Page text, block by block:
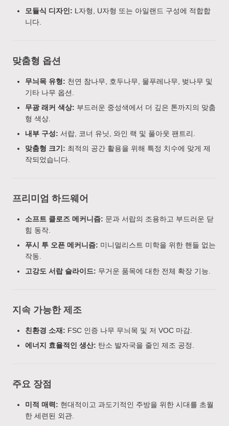
모듈식 디자인: L자형, U자형 또는 아일랜드 구성에 적합합
니다.
맞춤형 옵션
무늬목 유형: 천연 참나무, 호두나무, 물푸레나무, 벚나무 및
기타 나무 옵션.
무광 래커 색상: 부드러운 중성색에서 더 깊은 톤까지의 맞춤
형 색상.
내부 구성: 서랍, 코너 유닛, 와인 랙 및 풀아웃 팬트리.
맞춤형 크기: 최적의 공간 활용을 위해 특정 치수에 맞게 제
작되었습니다.
프리미엄 하드웨어
소프트 클로즈 메커니즘: 문과 서랍의 조용하고 부드러운 닫
힘 동작.
푸시 투 오픈 메커니즘: 미니멀리스트 미학을 위한 핸들 없는
작동.
고강도 서랍 슬라이드: 무거운 품목에 대한 전체 확장 기능.
지속 가능한 제조
친환경 소재: FSC 인증 나무 무늬목 및 저 VOC 마감.
에너지 효율적인 생산: 탄소 발자국을 줄인 제조 공정.
주요 장점
미적 매력: 현대적이고 과도기적인 주방을 위한 시대를 초월
한 세련된 외관.